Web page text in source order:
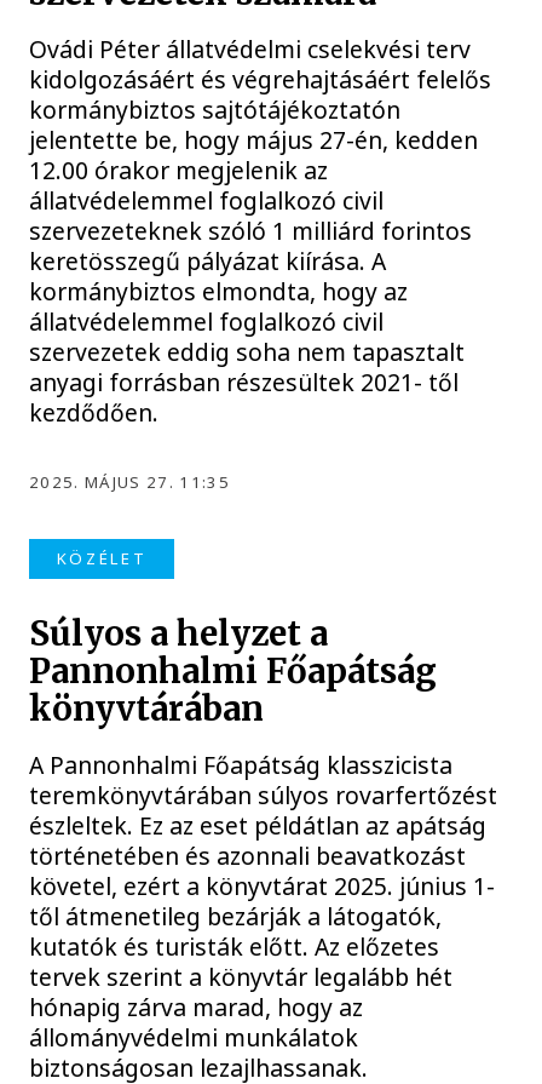
Ovádi Péter állatvédelmi cselekvési terv
kidolgozásáért és végrehajtásáért felelős
kormánybiztos sajtótájékoztatón
jelentette be, hogy május 27-én, kedden
12.00 órakor megjelenik az
állatvédelemmel foglalkozó civil
szervezeteknek szóló 1 milliárd forintos
keretösszegű pályázat kiírása. A
kormánybiztos elmondta, hogy az
állatvédelemmel foglalkozó civil
szervezetek eddig soha nem tapasztalt
anyagi forrásban részesültek 2021- től
kezdődően.
2025. MÁJUS 27. 11:35
KÖZÉLET
Súlyos a helyzet a
Pannonhalmi Főapátság
könyvtárában
A Pannonhalmi Főapátság klasszicista
teremkönyvtárában súlyos rovarfertőzést
észleltek. Ez az eset példátlan az apátság
történetében és azonnali beavatkozást
követel, ezért a könyvtárat 2025. június 1-
től átmenetileg bezárják a látogatók,
kutatók és turisták előtt. Az előzetes
tervek szerint a könyvtár legalább hét
hónapig zárva marad, hogy az
állományvédelmi munkálatok
biztonságosan lezajlhassanak.